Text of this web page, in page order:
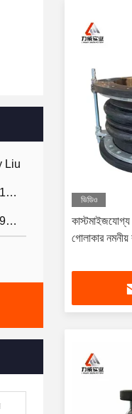
Liu
86-0371-6892-1527
86-0371-6892-9024
ভিডিও
কাস্টমাইজযোগ্য
গোলাকার নমনীয়